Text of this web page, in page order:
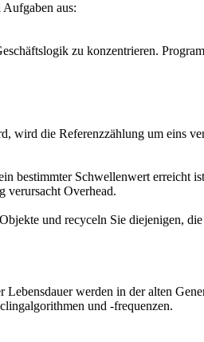
aus:
zu konzentrieren.
wird die Referenzzählung um eins
bestimmter Schwellenwert erreicht
verursacht Overhead.
und recyceln Sie diejenigen,
Lebensdauer werden in der alten
und -frequenzen.